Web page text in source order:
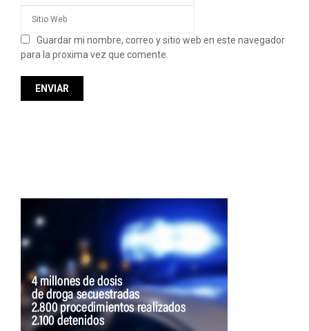
Guardar mi nombre, correo y sitio web en este navegador
para la proxima vez que comente.